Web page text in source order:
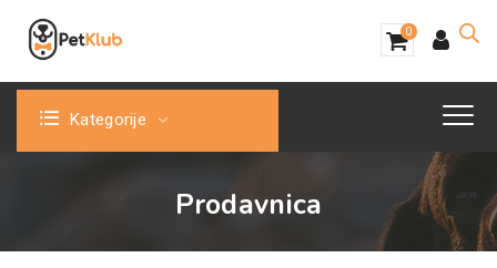
0
Kategorije
Prodavnica